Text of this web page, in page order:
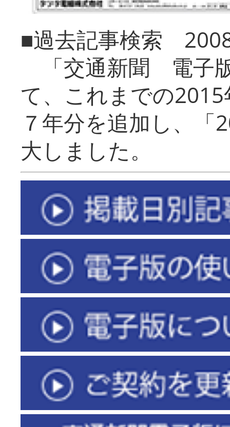
■過去記事検索
「交通新聞 電子
て、これまでの
７年分を追加し、「
大しまし